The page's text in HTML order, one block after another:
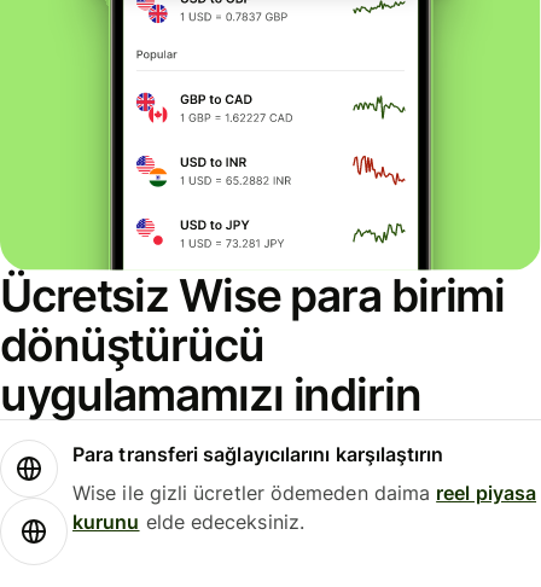
Ücretsiz Wise para birimi
dönüştürücü
uygulamamızı indirin
Para transferi sağlayıcılarını karşılaştırın
Wise ile gizli ücretler ödemeden daima reel piyasa
kurunu elde edeceksiniz.